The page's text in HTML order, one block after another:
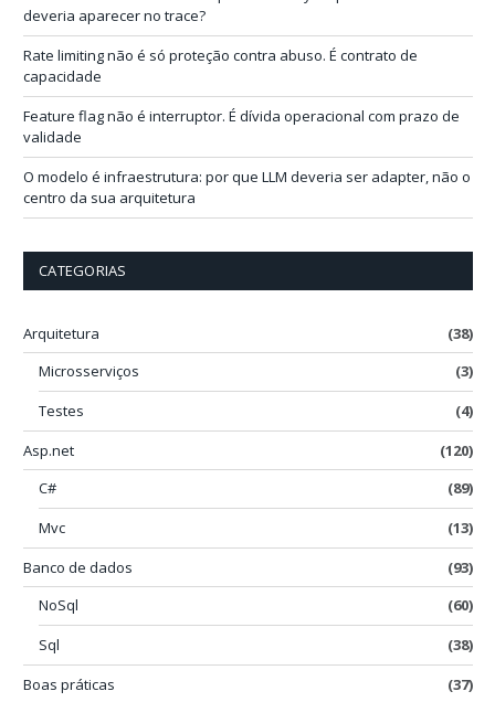
ldeveria aparecer no trace?
Rate limiting não é só proteção contra abuso. É contrato de
capacidade
Feature flag não é interruptor. É dívida operacional com prazo de
validade
O modelo é infraestrutura: por que LLM deveria ser adapter, não o
centro da sua arquitetura
CATEGORIAS
Arquitetura
(38)
Microsserviços
(3)
Testes
(4)
Asp.net
(120)
C#
(89)
Mvc
(13)
Banco de dados
(93)
NoSql
(60)
Sql
(38)
Boas práticas
(37)